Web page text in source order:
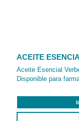
ACEITE
Aceite Esencial
Disponible para